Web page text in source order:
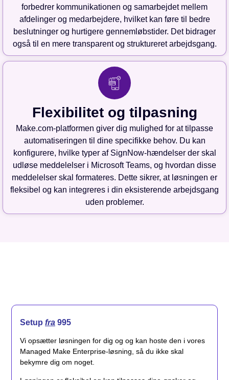
forbedrer kommunikationen og samarbejdet mellem
afdelinger og medarbejdere, hvilket kan føre til bedre
beslutninger og hurtigere gennemløbstider. Det bidrager
også til en mere transparent og struktureret arbejdsgang.
Flexibilitet og tilpasning
Make.com-platformen giver dig mulighed for at tilpasse
automatiseringen til dine specifikke behov. Du kan
konfigurere, hvilke typer af SignNow-hændelser der skal
udløse meddelelser i Microsoft Teams, og hvordan disse
meddelelser skal formateres. Dette sikrer, at løsningen er
fleksibel og kan integreres i din eksisterende arbejdsgang
uden problemer.
Setup fra 995
Vi opsætter løsningen for dig og og kan hoste den i vores
Managed Make Enterprise-løsning, så du ikke skal
bekymre dig om noget.